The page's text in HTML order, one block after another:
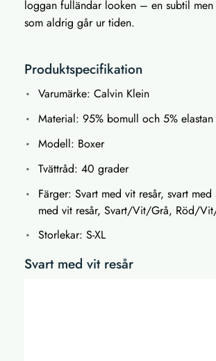
loggan fulländar looken – en subtil men
som aldrig går ur tiden.
Produktspecifikation
Varumärke: Calvin Klein
Material: 95% bomull och 5% elastan
Modell: Boxer
Tvättråd: 40 grader
Färger: Svart med vit resår, svart med
med vit resår, Svart/Vit/Grå, Röd/
Storlekar: S-XL
Svart med vit resår